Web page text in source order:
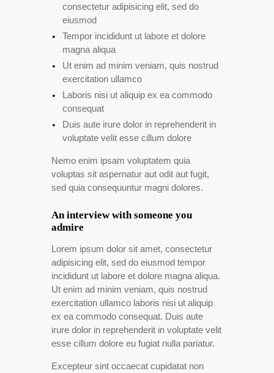
consectetur adipisicing elit, sed do
eiusmod
Tempor incididunt ut labore et dolore
magna aliqua
Ut enim ad minim veniam, quis nostrud
exercitation ullamco
Laboris nisi ut aliquip ex ea commodo
consequat
Duis aute irure dolor in reprehenderit in
voluptate velit esse cillum dolore
Nemo enim ipsam voluptatem quia
voluptas sit aspernatur aut odit aut fugit,
sed quia consequuntur magni dolores.
An interview with someone you
admire
Lorem ipsum dolor sit amet, consectetur
adipisicing elit, sed do eiusmod tempor
incididunt ut labore et dolore magna aliqua.
Ut enim ad minim veniam, quis nostrud
exercitation ullamco laboris nisi ut aliquip
ex ea commodo consequat. Duis aute
irure dolor in reprehenderit in voluptate velit
esse cillum dolore eu fugiat nulla pariatur.
Excepteur sint occaecat cupidatat non